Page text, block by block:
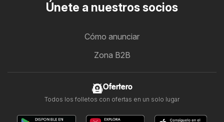
Únete a nuestros socios
Cómo anunciar
Zona B2B
Ofertero
Todos los folletos con ofertas en un solo lugar